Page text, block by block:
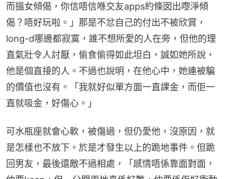
而搵女傾偈，你信唔信喺交友apps約條囡出嚟淨傾
偈？唔好玩啦。」那是不忿自己的付出不被欣賞，
long-d哪邊都寂寞，誰不想所愛的人在旁，但他的理
直氣壯令人討厭，偷食偷得如此坦白，誠如她所說，
他是個直接的人。不過也說明，在他心中，她連被騙
的價值也沒有。「我就好似單方面一直課金，而佢一
直就吸金，好傷心。」
可水瓶座就會心軟，被傷過，但仍愛他，沒原因，就
是怎樣也不放下。於是才發生以上的跪地事件。但跪
回男友，最後還敵不過相處，「感情唔係靠面對面，